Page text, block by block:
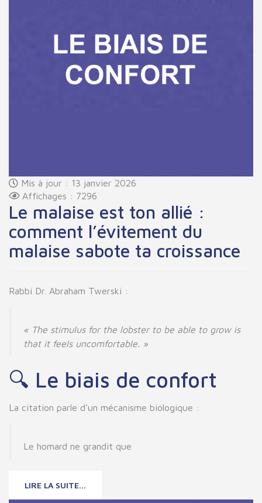
Mis à jour : 13 janvier 2026
Affichages : 7296
Le malaise est ton allié :
comment l’évitement du
malaise sabote ta croissance
Rabbi Dr. Abraham Twerski :
« The stimulus for the lobster to be able to grow is
that it feels uncomfortable. »
🔍 Le biais de confort
La citation parle d’un mécanisme biologique :
Le homard ne grandit que
LIRE LA SUITE...